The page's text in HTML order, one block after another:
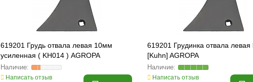
619201 Грудь отвала левая 10мм
усиленная ( KH014 ) AGROPA
Написать отзыв
619201 Грудинка отвала левая
[Kuhn] AGROPA
Написать отзыв